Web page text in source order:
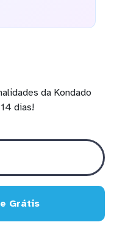
da Kondado
dias!
Grátis